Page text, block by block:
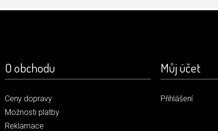
O obchodu
Ceny dopravy
Možnosti platby
Reklamace
Můj účet
Přihlášení